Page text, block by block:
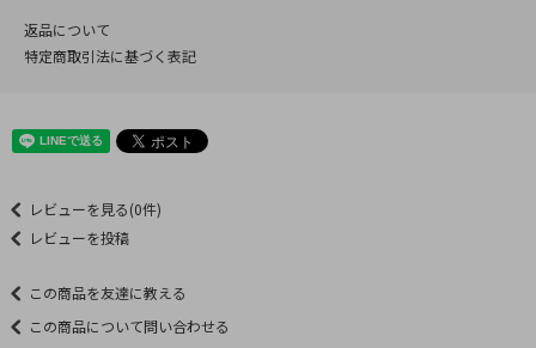
返品について
特定商取引法に基づく表記
レビューを見る(0件)
レビューを投稿
この商品を友達に教える
この商品について問い合わせる